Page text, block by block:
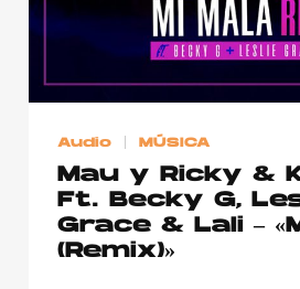
© 2015-2022 UMOMAG. PROPIEDAD DE
DERECHOS
Audio MÚSICA
Mau y Ricky &
Ft. Becky G,
Grace & Lali –
(Remix)»